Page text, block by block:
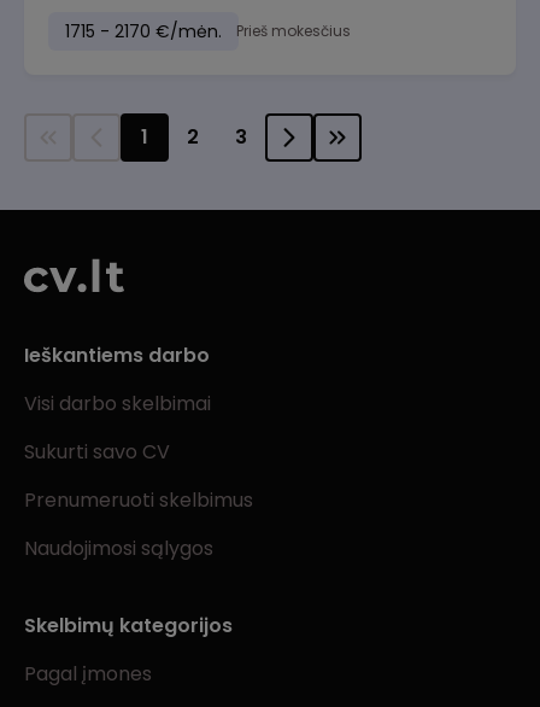
1715 - 2170 €/mėn. Prieš mokesčius
1 2 3
Ieškantiems darbo
Visi darbo skelbimai
Sukurti savo CV
Prenumeruoti skelbimus
Naudojimosi sąlygos
Skelbimų kategorijos
Pagal įmones